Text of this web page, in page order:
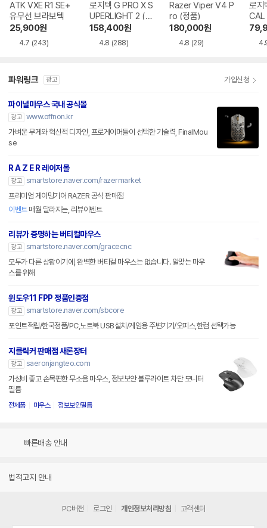
ATK VXE R1 SE+
유무선 브라보텍
25,900원
4.7 (243)
로지텍 G PRO X S
UPERLIGHT 2 (정
품)
158,400원
4.8 (288)
Razer Viper V4 P
ro (정품)
180,000원
4.8 (29)
로지
CAL
파워링크 광고 가입신청
파이널마우스 국내 공식몰
광고 www.offnon.kr
가벼운 무게와 혁신적 디자인, 프로게이머들이 선택한 기술력, FinalMou
se
R A Z E R 레이저몰
광고 smartstore.naver.com/razermarket
프리미엄 게이밍기어 RAZER 공식 판매점
이벤트매월 달라지는, 리뷰이벤트
리뷰가 증명하는 버티컬마우스
광고 smartstore.naver.com/gracecnc
모두가 다른 상황이기에, 완벽한 버티컬 마우스는 없습니다. 알맞는 마우
스를 위해
윈도우11 FPP 정품인증점
광고 smartstore.naver.com/sbcore
포인트적립/한국정품/PC,노트북 USB설치/게임용 주변기기/오피스,한컴 선택가능
지클릭커 판매점 새론장터
광고 saeronjangteo.com
가성비 좋고 손목편한 무소음 마우스, 정보보안 블루라이트 차단 모니터
필름
전제품 마우스 정보보안필름
빠른배송 안내
법적고지 안내
PC버전 로그인 개인정보처리방침 고객센터